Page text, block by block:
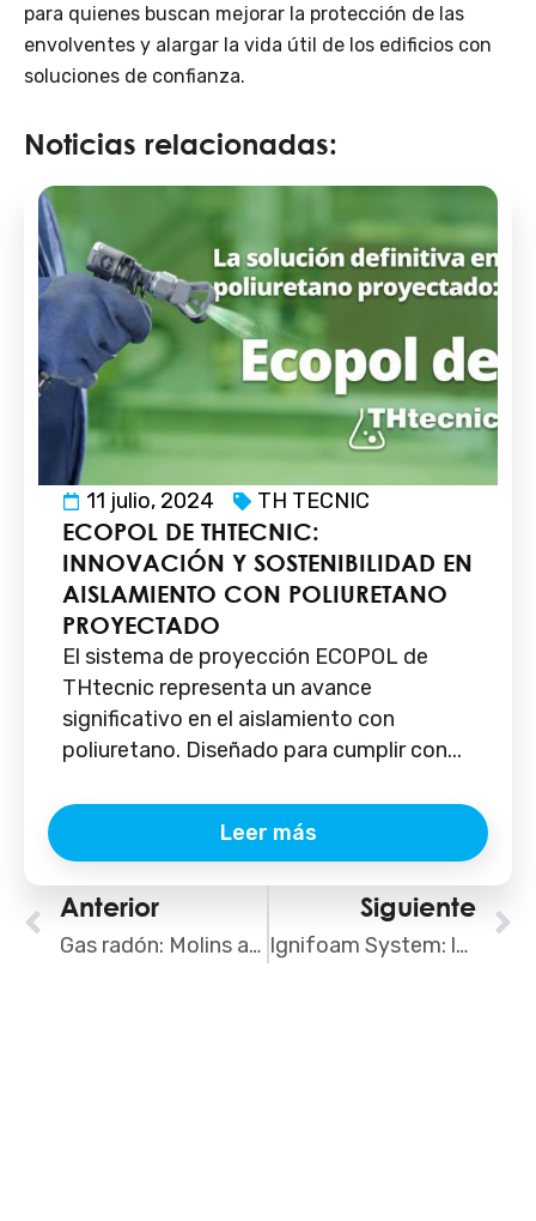
para quienes buscan mejorar la protección de las
envolventes y alargar la vida útil de los edificios con
soluciones de confianza.
Noticias relacionadas:
11 julio, 2024 TH TECNIC
ECOPOL DE THTECNIC:
INNOVACIÓN Y SOSTENIBILIDAD EN
AISLAMIENTO CON POLIURETANO
PROYECTADO
El sistema de proyección ECOPOL de
THtecnic representa un avance
significativo en el aislamiento con
poliuretano. Diseñado para cumplir con...
Leer más
Ant
Anterior
Gas radón: Molins apunta la necesidad de pasar de la fase normativa a la práctica
Siguiente
Ignifoam System: la solución de poliuretano para una rehabilitación más segura y eficiente